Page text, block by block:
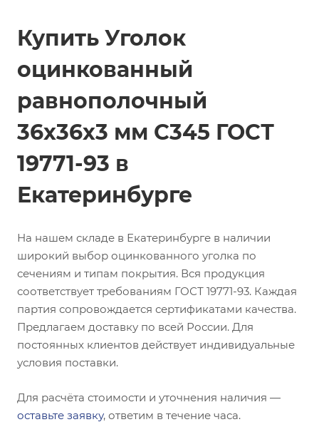
Купить Уголок
оцинкованный
равнополочный
36х36х3 мм С345 ГОСТ
19771-93 в
Екатеринбурге
На нашем складе в Екатеринбурге в наличии
широкий выбор оцинкованного уголка по
сечениям и типам покрытия. Вся продукция
соответствует требованиям ГОСТ 19771-93. Каждая
партия сопровождается сертификатами качества.
Предлагаем доставку по всей России. Для
постоянных клиентов действует индивидуальные
условия поставки.
Для расчёта стоимости и уточнения наличия —
оставьте заявку, ответим в течение часа.